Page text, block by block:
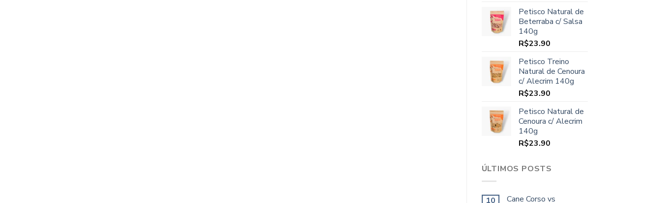
original
era:
Petisco Natural de
Beterraba c/ Salsa
140g
R$23.90
Petisco Treino
Natural de Cenoura
c/ Alecrim 140g
R$23.90
Petisco Natural de
Cenoura c/ Alecrim
140g
R$23.90
ÚLTIMOS POSTS
10
Cane Corso vs